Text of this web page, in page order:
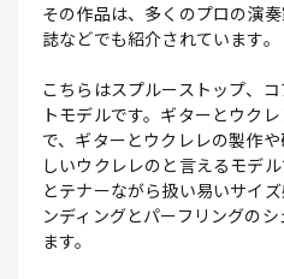
その作品は、多くのプロの演
誌などでも紹介されています。
こちらはスプルーストップ、
トモデルです。ギターとウク
で、ギターとウクレレの製作
しいウクレレのと言えるモデ
とテナーながら扱い易いサイ
ンディングとパーフリングの
ます。